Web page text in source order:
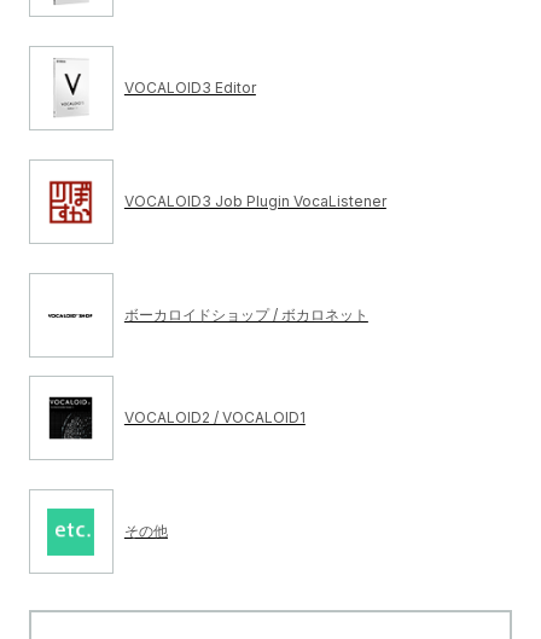
VOCALOID3 Editor
VOCALOID3 Job Plugin VocaListener
ボーカロイドショップ / ボカロネット
VOCALOID2 / VOCALOID1
その他